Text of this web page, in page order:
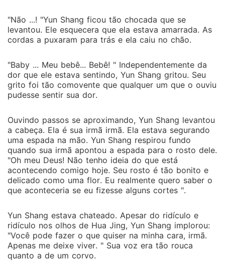
"Não ...! "Yun Shang ficou tão chocada que se
levantou. Ele esquecera que ela estava amarrada. As
cordas a puxaram para trás e ela caiu no chão.
"Baby ... Meu bebê... Bebê! " Independentemente da
dor que ele estava sentindo, Yun Shang gritou. Seu
grito foi tão comovente que qualquer um que o ouviu
pudesse sentir sua dor.
Ouvindo passos se aproximando, Yun Shang levantou
a cabeça. Ela é sua irmã irmã. Ela estava segurando
uma espada na mão. Yun Shang respirou fundo
quando sua irmã apontou a espada para o rosto dele.
"Oh meu Deus! Não tenho ideia do que está
acontecendo comigo hoje. Seu rosto é tão bonito e
delicado como uma flor. Eu realmente quero saber o
que aconteceria se eu fizesse alguns cortes ".
Yun Shang estava chateado. Apesar do ridículo e
ridículo nos olhos de Hua Jing, Yun Shang implorou:
"Você pode fazer o que quiser na minha cara, irmã.
Apenas me deixe viver. " Sua voz era tão rouca
quanto a de um corvo.